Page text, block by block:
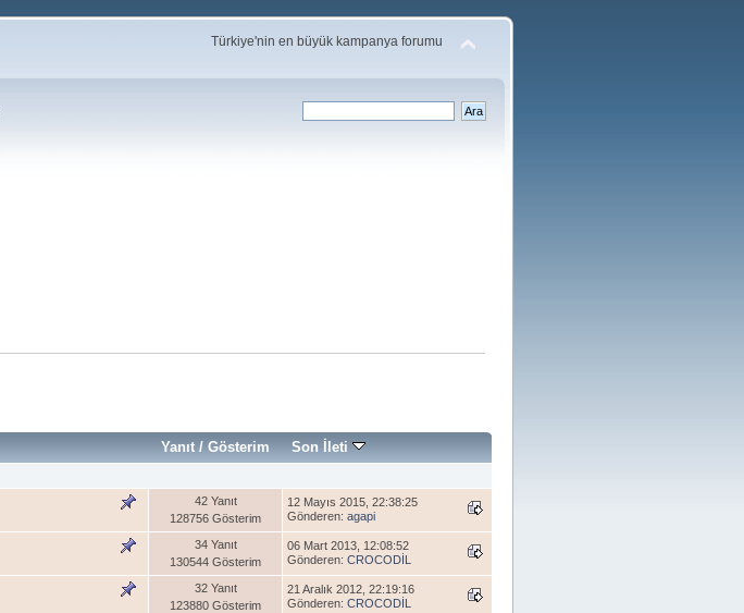
Türkiye'nin en büyük kampanya forumu
Yanıt/ Gösterim Son İleti
42 Yanıt
128756 Gösterim
12 Mayıs 2015, 22:38:25
Gönderen: agapi
34 Yanıt
130544 Gösterim
06 Mart 2013, 12:08:52
Gönderen: CROCODİL
32 Yanıt
123880 Gösterim
21 Aralık 2012, 22:19:16
Gönderen: CROCODİL